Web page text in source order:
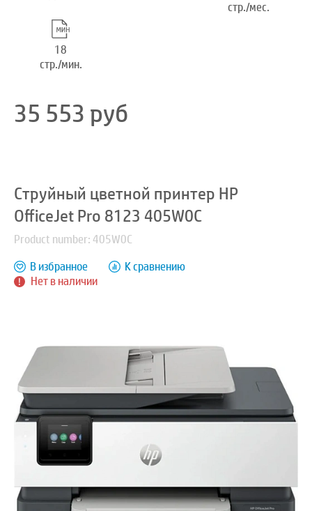
стр./мес.
18
стр./мин.
35 553 руб
Струйный цветной принтер HP
OfficeJet Pro 8123 405W0C
Product number: 405W0C
Нет в наличии
В избранное К сравнению